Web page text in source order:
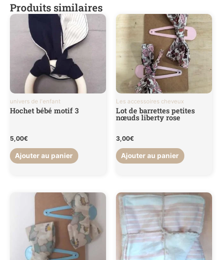
Produits similaires
univers de l'enfant
Hochet bébé motif 3
5,00€
Ajouter au panier
Les accessoires cheveux
Lot de barrettes petites
nœuds liberty rose
3,00€
Ajouter au panier